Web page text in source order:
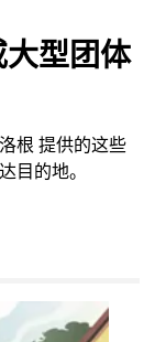
型团体
根 提供的这些
目的地。